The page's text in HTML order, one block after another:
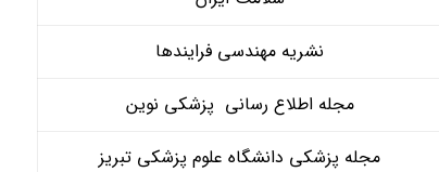
نشریه مهندسی فرایندها
مجله اطلاع رسانی پزشکی نوین
مجله پزشکی دانشگاه علوم پزشکی تبریز